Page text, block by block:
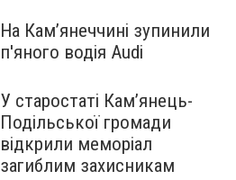
На Камʼянеччині зупинили
п'яного водія Audi
У старостаті Кам’янець-
Подільської громади
відкрили меморіал
загиблим захисникам